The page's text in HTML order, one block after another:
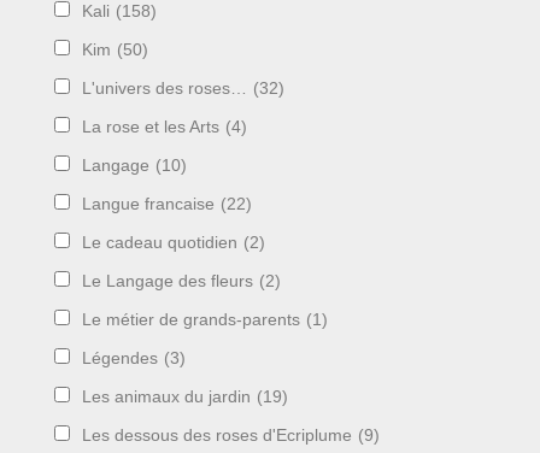
Kali (158)
Kim (50)
L'univers des roses… (32)
La rose et les Arts (4)
Langage (10)
Langue francaise (22)
Le cadeau quotidien (2)
Le Langage des fleurs (2)
Le métier de grands-parents (1)
Légendes (3)
Les animaux du jardin (19)
Les dessous des roses d'Ecriplume (9)